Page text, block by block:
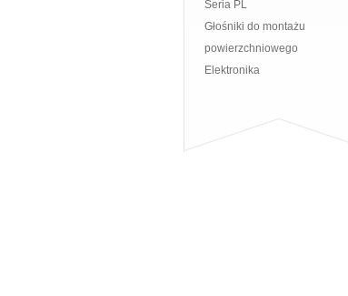
Seria PL
Głośniki do montażu
powierzchniowego
Elektronika